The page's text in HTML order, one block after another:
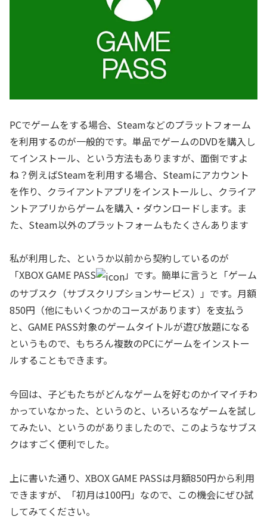
PCでゲームをする場合、Steamなどのプラットフォーム
を利用するのが一般的です。単品でゲームのDVDを購入し
てインストール、という方法もありますが、面倒ですよ
ね？例えばSteamを利用する場合、Steamにアカウント
を作り、クライアントアプリをインストールし、クライア
ントアプリからゲームを購入・ダウンロードします。ま
た、Steam以外のプラットフォームもたくさんあります
私が利用した、というか以前から契約しているのが
「XBOX GAME PASS
」です。簡単に言うと「ゲーム
のサブスク（サブスクリプションサービス）」です。月額
850円（他にもいくつかのコースがあります）を支払う
と、GAME PASS対象のゲームタイトルが遊び放題になる
というもので、もちろん複数のPCにゲームをインストー
ルすることもできます。
今回は、子どもたちがどんなゲームを好むのかイマイチわ
かっていなかった、というのと、いろいろなゲームを試し
てみたい、というのがありましたので、このようなサブス
クはすごく便利でした。
上に書いた通り、XBOX GAME PASSは月額850円から利用
できますが、「初月は100円」なので、この機会にぜひ試
してみてください。